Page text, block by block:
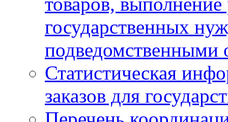
государственных
подведомственными
Статистическая
заказов для